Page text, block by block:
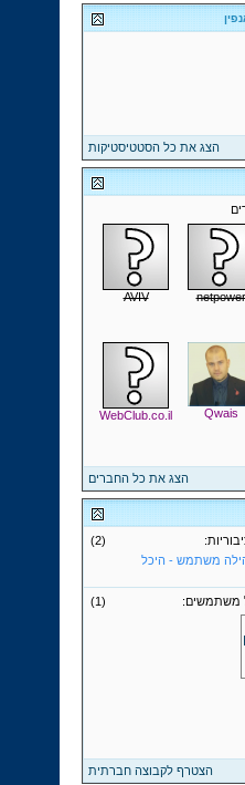
הצג את כל הסטטיסטיקות
netpower
AVIV
Qwais
WebClub.co.il
הצג את כל החברים
(2)
משתמש - היכל
(1) משתמשים:
הצטרף לקבוצה חברתית